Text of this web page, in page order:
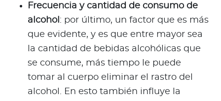
Frecuencia y cantidad de consumo de
alcohol : por último, un factor que es más
que evidente, y es que entre mayor sea
la cantidad de bebidas alcohólicas que
se consume, más tiempo le puede
tomar al cuerpo eliminar el rastro del
alcohol. En esto también influye la